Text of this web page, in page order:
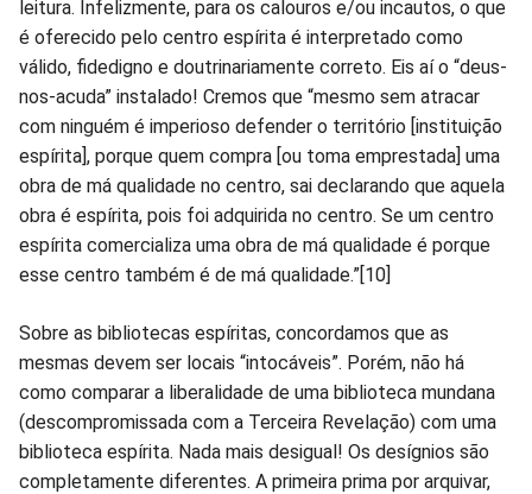
leitura. Infelizmente, para os calouros e/ou incautos, o que
é oferecido pelo centro espírita é interpretado como
válido, fidedigno e doutrinariamente correto. Eis aí o “deus-
nos-acuda” instalado! Cremos que “mesmo sem atracar
com ninguém é imperioso defender o território [instituição
espírita], porque quem compra [ou toma emprestada] uma
obra de má qualidade no centro, sai declarando que aquela
obra é espírita, pois foi adquirida no centro. Se um centro
espírita comercializa uma obra de má qualidade é porque
esse centro também é de má qualidade.”[10]
Sobre as bibliotecas espíritas, concordamos que as
mesmas devem ser locais “intocáveis”. Porém, não há
como comparar a liberalidade de uma biblioteca mundana
(descompromissada com a Terceira Revelação) com uma
biblioteca espírita. Nada mais desigual! Os desígnios são
completamente diferentes. A primeira prima por arquivar,